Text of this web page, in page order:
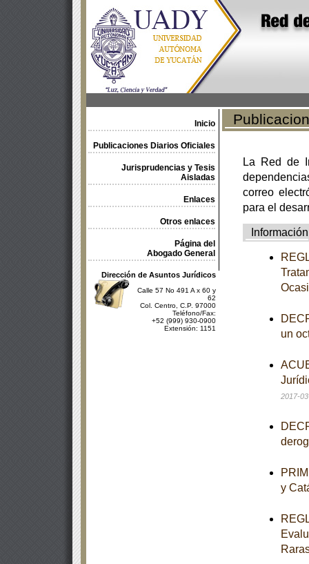
Inicio
Publicaciones Diarios Oficiales
Jurisprudencias y Tesis
Aisladas
Enlaces
Otros enlaces
Página del
Abogado General
Dirección de Asuntos Jurídicos
Calle 57 No 491 A x 60 y
62
Col. Centro, C.P. 97000
Teléfono/Fax:
+52 (999) 930-0900
Extensión: 1151
La Red de
correo
para el
Información
un
2017-
y